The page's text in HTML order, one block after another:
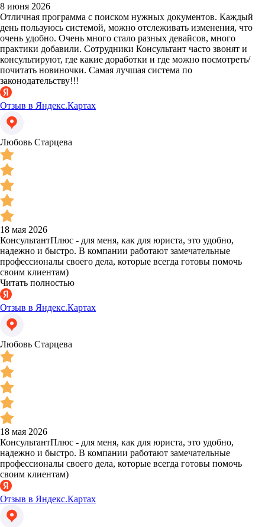
8 июня 2026
Отличная программа с поиском нужных документов. Каждый
день пользуюсь системой, можно отслеживать изменения, что
очень удобно. Очень много стало разных девайсов, много
практики добавили. Сотрудники Консультант часто звонят и
консультируют, где какие доработки и где можно посмотреть/
почитать новиночки. Самая лучшая система по
законодательству!!!
Отзыв в Яндекс.Картах
Любовь Старцева
18 мая 2026
КонсультантПлюс - для меня, как для юриста, это удобно,
надежно и быстро. В компании работают замечательные
профессионалы своего дела, которые всегда готовы помочь
своим клиентам)
Читать полностью
Отзыв в Яндекс.Картах
Любовь Старцева
18 мая 2026
КонсультантПлюс - для меня, как для юриста, это удобно,
надежно и быстро. В компании работают замечательные
профессионалы своего дела, которые всегда готовы помочь
своим клиентам)
Отзыв в Яндекс.Картах